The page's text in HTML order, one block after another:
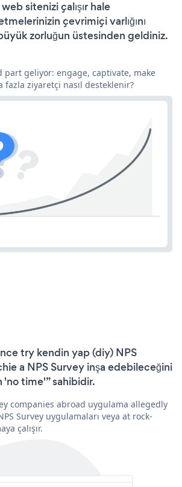
sitenizi çalışır hale
çevrimiçi varlığını
zorluğun üstesinden geldiniz.
part geliyor: engage, captivate, make
fazla ziyaretçi nasıl desteklenir?
try kendin yap (diy) NPS
a NPS Survey inşa edebileceğini
'no time'” sahibidir.
companies abroad uygulama allegedly
Survey uygulamaları veya at rock-
çalışır.